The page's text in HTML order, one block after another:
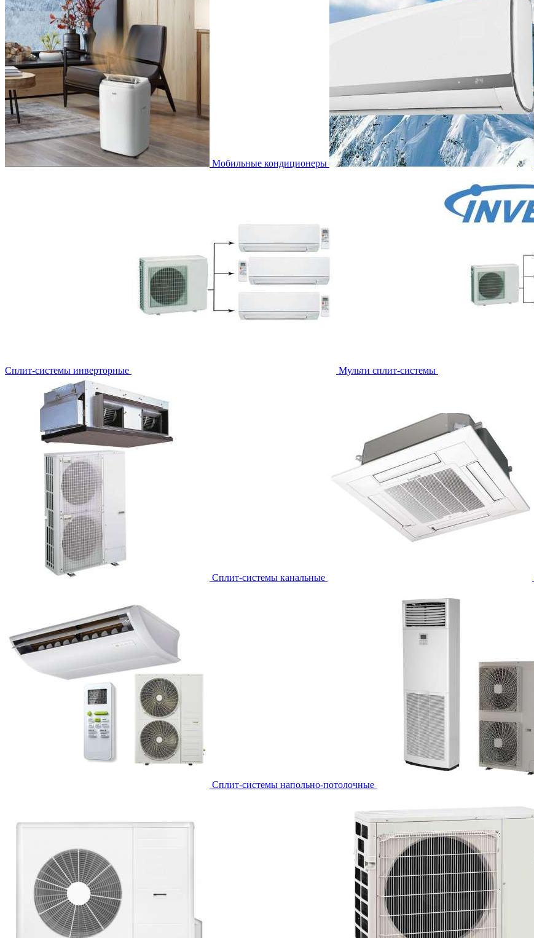
Мобильные кондиционеры
Сплит-системы инверторные Мульти сплит-системы
Сплит-системы канальные
Сплит-системы напольно-потолочные